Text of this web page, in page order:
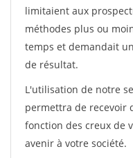
limitaient aux
méthodes plus ou
temps et demandait
de résultat.
L'utilisation de notre
permettra de recevoir
fonction des creux de
avenir à votre société.